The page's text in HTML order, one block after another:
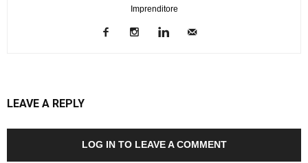
Imprenditore
LEAVE A REPLY
LOG IN TO LEAVE A COMMENT